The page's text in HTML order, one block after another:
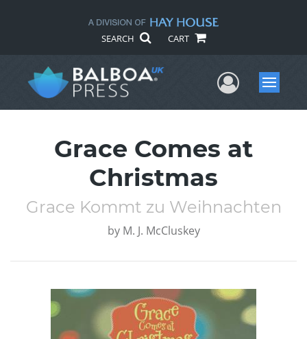
SEARCH CART
UserMenu
Grace Comes at
Christmas
Grace Kommt zu Weihnachten
by M. J. McCluskey